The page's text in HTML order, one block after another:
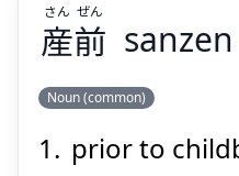
Suspend
ぜ
産前
さん ぜん
sanzen
Noun (common)
prior to